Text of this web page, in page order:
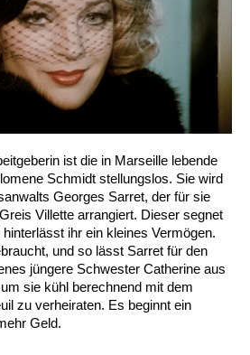
ist die in Marseille lebende
Schmidt stellungslos. Sie wird
Georges Sarret, der für sie
Villette arrangiert. Dieser segnet
ihr ein kleines Vermögen.
und so lässt Sarret für den
jüngere Schwester Catherine aus
sie kühl berechnend mit dem
zu verheiraten. Es beginnt ein
Geld.